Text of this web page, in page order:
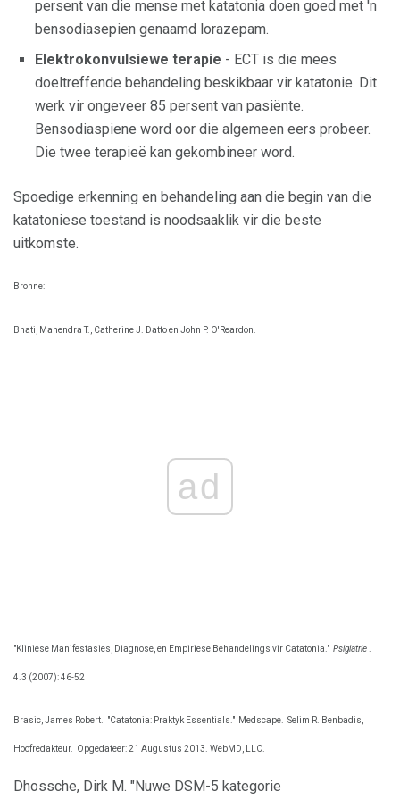
persent van die mense met katatonia doen goed met 'n
bensodiasepien genaamd lorazepam.
Elektrokonvulsiewe terapie - ECT is die mees
doeltreffende behandeling beskikbaar vir katatonie. Dit
werk vir ongeveer 85 persent van pasiënte.
Bensodiaspiene word oor die algemeen eers probeer.
Die twee terapieë kan gekombineer word.
Spoedige erkenning en behandeling aan die begin van die
katatoniese toestand is noodsaaklik vir die beste
uitkomste.
Bronne:
Bhati, Mahendra T., Catherine J. Datto en John P. O'Reardon.
ad
"Kliniese Manifestasies, Diagnose, en Empiriese Behandelings vir Catatonia." Psigiatrie
4.3 (2007): 46-52
Brasic, James Robert. "Catatonia: Praktyk Essentials." Medscape. Selim R. Benbadis,
Hoofredakteur. Opgedateer: 21 Augustus 2013. WebMD, LLC.
Dhossche, Dirk M. "Nuwe DSM-5 kategorie